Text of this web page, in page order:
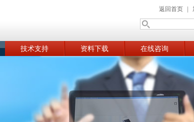
返回首页
技术支持 资料下载 在线咨询